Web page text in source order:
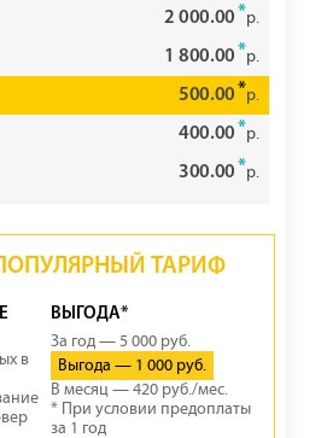
2 000.00*р.
1 800.00*р.
500.00*р.
400.00*р.
300.00*р.
ТАРИФ
в
ВЫГОДА*
За год — 5 000 руб.
Выгода — 1 000 руб.
В месяц — 420 руб./мес.
* При условии предоплаты
за 1 год